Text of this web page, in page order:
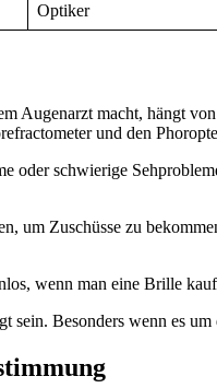
Optiker
Augenarzt macht, hängt
und den
oder schwierige
um Zuschüsse zu
wenn man eine Brille
Besonders wenn es